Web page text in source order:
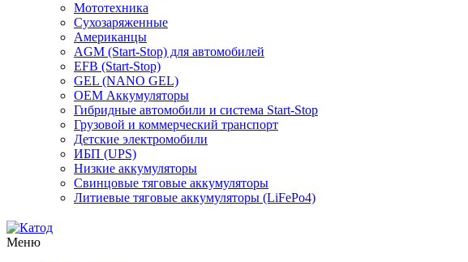
Мототехника
Сухозаряженные
Американцы
AGM (Start-Stop) для автомобилей
EFB (Start-Stop)
GEL (NANO GEL)
OEM Аккумуляторы
Гибридные автомобили и система Start-Stop
Грузовой и коммерческий транспорт
Детские электромобили
ИБП (UPS)
Низкие аккумуляторы
Свинцовые тяговые аккумуляторы
Литиевые тяговые аккумуляторы (LiFePo4)
Меню